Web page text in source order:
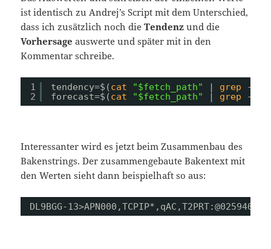
ist identisch zu Andrej’s Script mit dem Unterschied,
dass ich zusätzlich noch dieTendenz und die
Vorhersage auswerte und später mit in den
Kommentar schreibe.
1
2
tendency=$(cat "$fetch_path" | grep -oP
forecast=$(cat "$fetch_path" | grep -oP
Interessanter wird es jetzt beim Zusammenbau des
Bakenstrings. Der zusammengebaute Bakentext mit
den Werten sieht dann beispielhaft so aus:
DL9BGG-